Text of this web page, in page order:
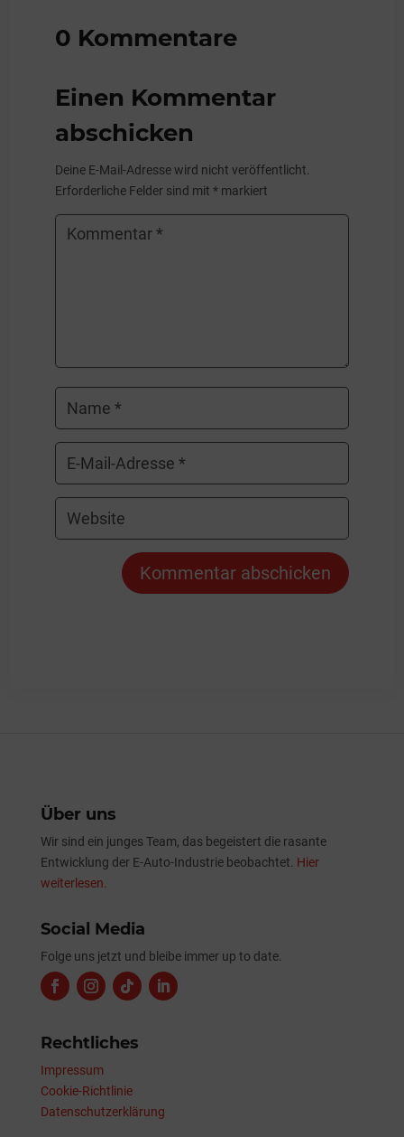
0 Kommentare
Einen Kommentar
abschicken
Deine E-Mail-Adresse wird nicht veröffentlicht.
Erforderliche Felder sind mit* markiert
Kommentar abschicken
Über uns
Wir sind ein junges Team, das begeistert die rasante
Entwicklung der E-Auto-Industrie beobachtet. Hier
weiterlesen.
Social Media
Folge uns jetzt und bleibe immer up to date.
Rechtliches
Impressum
Cookie-Richtlinie
Datenschutzerklärung